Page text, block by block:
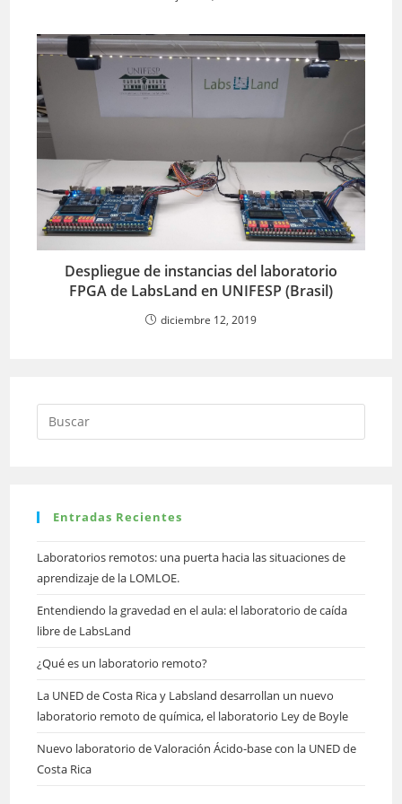
Despliegue de instancias del laboratorio
FPGA de LabsLand en UNIFESP (Brasil)
diciembre 12, 2019
Entradas Recientes
Laboratorios remotos: una puerta hacia las situaciones de
aprendizaje de la LOMLOE.
Entendiendo la gravedad en el aula: el laboratorio de caída
libre de LabsLand
¿Qué es un laboratorio remoto?
La UNED de Costa Rica y Labsland desarrollan un nuevo
laboratorio remoto de química, el laboratorio Ley de Boyle
Nuevo laboratorio de Valoración Ácido-base con la UNED de
Costa Rica